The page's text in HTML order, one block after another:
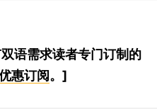
语需求读者专门订制的
惠订阅 。]